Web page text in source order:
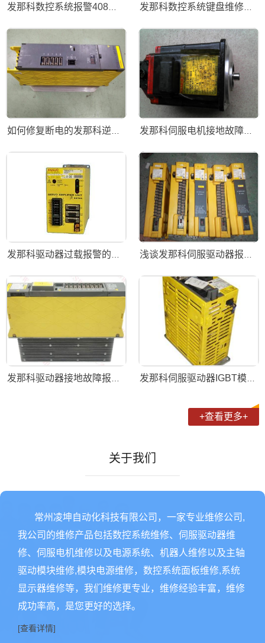
发那科驱动器过载报警的常见维修方法 浅谈发那科伺服驱动器报警过压故障解决方案
发那科驱动器接地故障报警维修概述 发那科伺服驱动器IGBT模块损坏如何维修
+查看更多+
关于我们
常州凌坤自动化科技有限公司，一家专业维修公司,
我公司的维修产品包括数控系统维修、伺服驱动器维
修、伺服电机维修以及电源系统、机器人维修以及主轴
驱动模块维修,模块电源维修，数控系统面板维修,系统
显示器维修等，我们维修更专业，维修经验丰富，维修
成功率高，是您更好的选择。
[查看详情]